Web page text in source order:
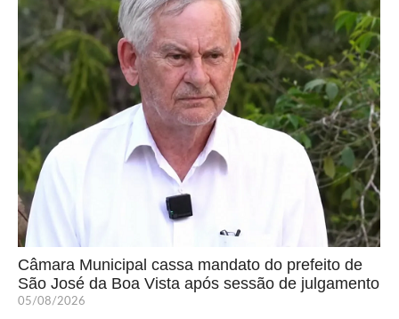
Câmara Municipal cassa mandato do prefeito de
São José da Boa Vista após sessão de julgamento
05/08/2026